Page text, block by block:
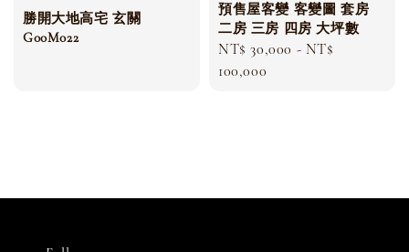
勝開大地高宅 玄關
G00M022
預售屋客變 客變圖 套房
二房 三房 四房 大坪數
Regular
price
NT$ 30,000 - NT$
100,000